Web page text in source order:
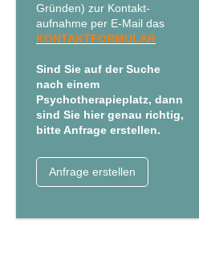
Gründen) zur Kontakt-
aufnahme per E-Mail das
KONTAKTFORMULAR
Sind Sie auf der Suche
nach einem
Psychotherapieplatz, dann
sind Sie hier genau richtig,
bitte Anfrage erstellen.
Anfrage erstellen